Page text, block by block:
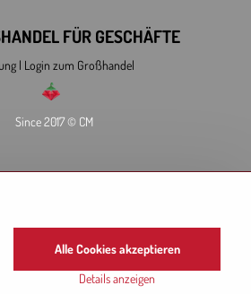
FÜR GESCHÄFTE
l Login zum Großhandel
2017 © CM
Details anzeigen
Alle Cookies akzeptieren